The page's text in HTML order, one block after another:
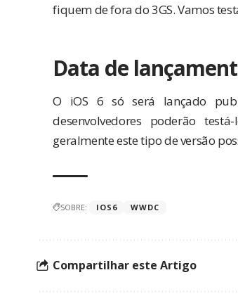
fiquem de fora do 3GS. Vamos
Data de
O iOS 6 só será lançado
desenvolvedores poderão
geralmente este tipo de versão
SOBRE: IOS6 WWDC
Compartilhar este Artigo